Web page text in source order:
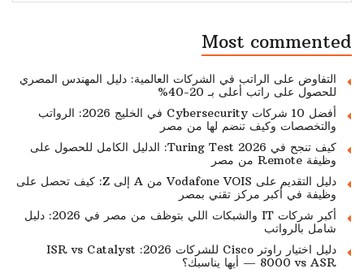
Most commented
التفاوض على الراتب في الشركات العالمية: دليل المهندس المصري
للحصول على راتب أعلى بـ 20-40%
أفضل 10 شركات Cybersecurity في الخليج 2026: الرواتب
والتخصصات وكيف تنضم لها من مصر
كيف تنجح في Turing Test 2026: الدليل الكامل للحصول على
وظيفة Remote من مصر
دليل التقديم على Vodafone VOIS من A إلى Z: كيف تحصل على
وظيفة في أكبر مركز تقني بمصر
أكبر شركات IT والشبكات اللي بتوظف من مصر في 2026: دليل
شامل بالرواتب
دليل اختيار راوتر Cisco للشركات 2026: ISR vs Catalyst
8000 vs ASR — أيها يناسبك؟